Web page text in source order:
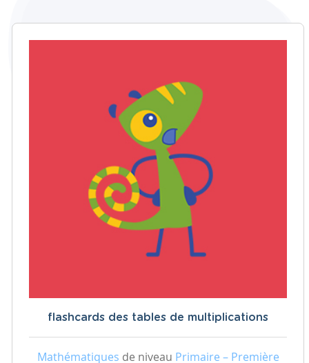
flashcards des tables de multiplications
Mathématiques de niveau Primaire – Première